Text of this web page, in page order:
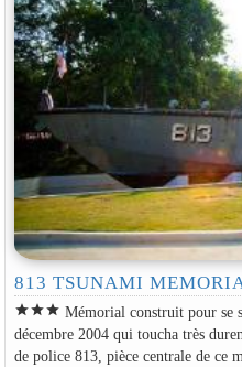
813 TSUNAMI
starstarstar Mémorial construit pour se
décembre 2004 qui toucha très
de police 813, pièce centrale de ce